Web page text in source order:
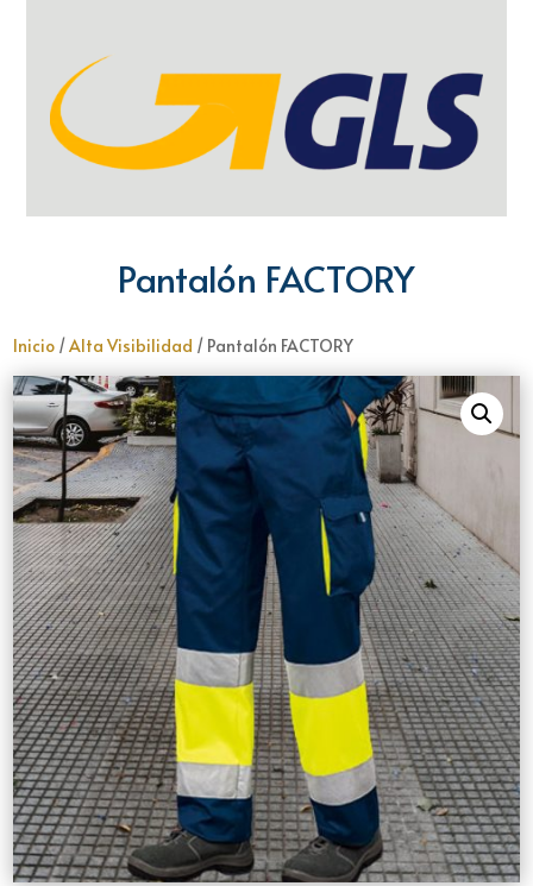
Pantalón FACTORY
Inicio /Alta Visibilidad / Pantalón FACTORY